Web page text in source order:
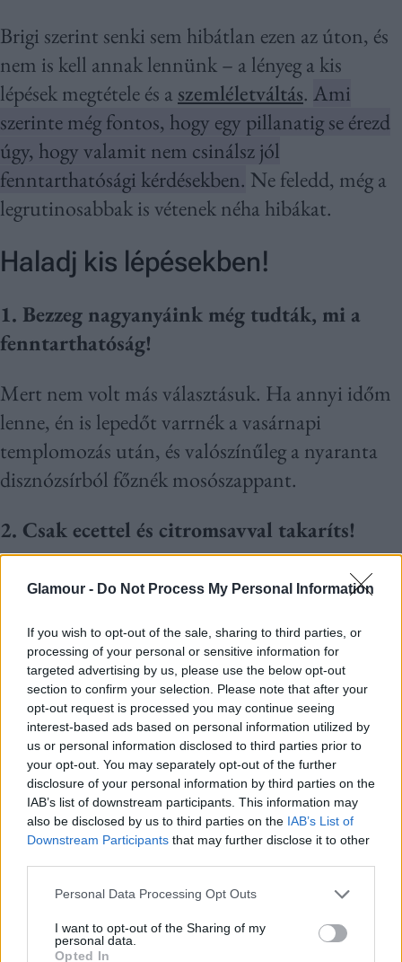
Glamour - Do Not Process My Personal Information
If you wish to opt-out of the sale, sharing to third parties, or
processing of your personal or sensitive information for
targeted advertising by us, please use the below opt-out
section to confirm your selection. Please note that after your
opt-out request is processed you may continue seeing
interest-based ads based on personal information utilized by
us or personal information disclosed to third parties prior to
your opt-out. You may separately opt-out of the further
disclosure of your personal information by third parties on the
IAB’s list of downstream participants. This information may
also be disclosed by us to third parties on the IAB’s List of
Downstream Participants that may further disclose it to other
Please note that this website/app uses one or more Google
not limited to your visit or usage behaviour. You may click to
grant or deny consent to Google and its third-party tags to
Personal Data Processing Opt Outs
I want to opt-out of the Sharing of my
personal data.
Opted In
Brigi szerint senki sem hibátlan ezen az úton, és
nem is kell annak lennünk – a lényeg a kis
lépések megtétele és a szemléletváltás. Ami
szerinte még fontos, hogy egy pillanatig se érezd
úgy, hogy valamit nem csinálsz jól
fenntarthatósági kérdésekben. Ne feledd, még a
legrutinosabbak is vétenek néha hibákat.
Haladj kis lépésekben!
1. Bezzeg nagyanyáink még tudták, mi a
fenntarthatóság!
Mert nem volt más választásuk. Ha annyi időm
lenne, én is lepedőt varrnék a vasárnapi
templomozás után, és valószínűleg a nyaranta
disznózsírból főznék mosószappant.
2. Csak ecettel és citromsavval takaríts!
Ha nem ecetszagú a hajad is, teszel te a
Nem használsz mosódiót, mosható pelenkát,
intim kelyhet? Elpusztulunk. Mi is, a teknősök
Bár az ecet tényleg csodákra képes, van, amit
nem lehet vele helyettesíteni.